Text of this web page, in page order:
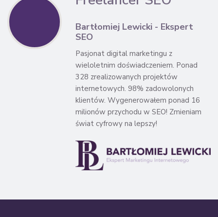
Bartłomiej Lewicki - Ekspert
SEO
Pasjonat digital marketingu z
wieloletnim doświadczeniem. Ponad
328 zrealizowanych projektów
internetowych. 98% zadowolonych
klientów. Wygenerowałem ponad 16
milionów przychodu w SEO! Zmieniam
świat cyfrowy na lepszy!